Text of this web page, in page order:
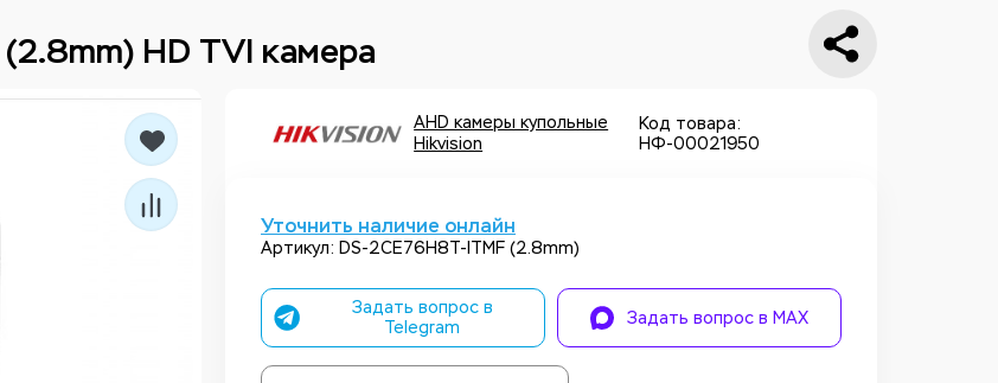
HD TVI камера
AHD камеры купольные
Hikvision
Код товара:
НФ-00021950
Уточнить наличие онлайн
Артикул: DS-2CE76H8T-ITMF (2.8mm)
Задать вопрос в
Telegram
Задать вопрос в MAX